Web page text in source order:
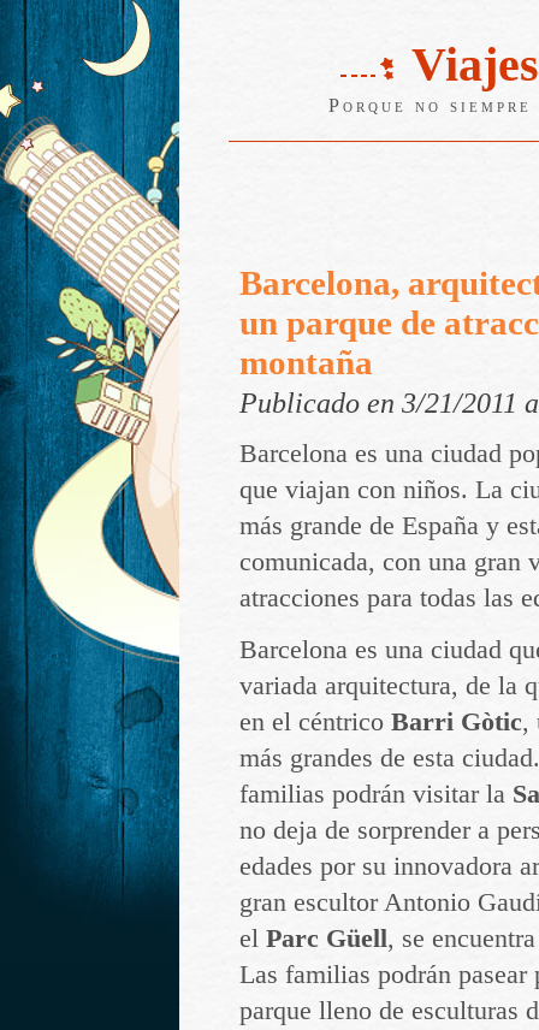
Porque no
Barcelona,
un parque de
montaña
Publicado en 3/21/2011
Barcelona es una ciudad
que viajan con niños. La
más grande de España y
comunicada, con una gran
atracciones para todas las
Barcelona es una ciudad
variada arquitectura, de la
en el céntrico Barri Gòtic,
más grandes de esta
familias podrán visitar la
no deja de sorprender a
edades por su innovadora
gran escultor Antonio
el Parc Güell, se
Las familias podrán pasear
parque lleno de esculturas